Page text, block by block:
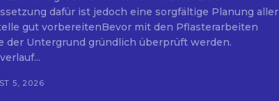
dafür ist jedoch eine sorgfältige Planung aller
gut vorbereitenBevor mit den Pflasterarbeiten
der Untergrund gründlich überprüft werden.
5, 2026